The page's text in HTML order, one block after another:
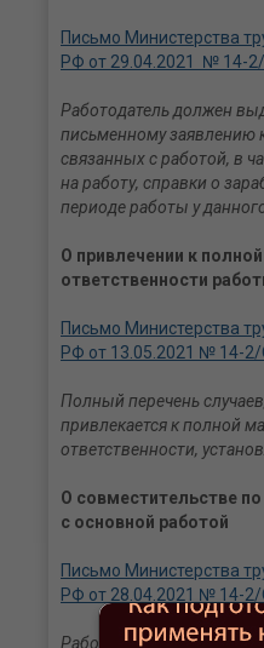
Письмо Министерства
РФ от 29.04.2021 № 14-
Работодатель должен
письменному заявлению
связанных с работой, в
на работу, справки о
периоде работы у
О привлечении к
ответственности
Письмо Министерства
РФ от 13.05.2021 № 14-
Полный перечень
привлекается к полной
ответственности,
О совместительстве
с основной работой
Письмо Министерства
РФ от 28.04.2021 № 14-
Работа по